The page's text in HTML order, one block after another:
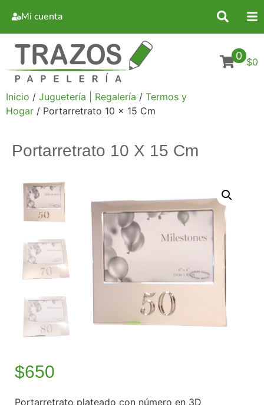
Mi cuenta
0 $0
Inicio / Juguetería | Regalería / Termos y
Hogar / Portarretrato 10 x 15 Cm
Portarretrato 10 X 15 Cm
$650
Portarretrato plateado con número en 3D